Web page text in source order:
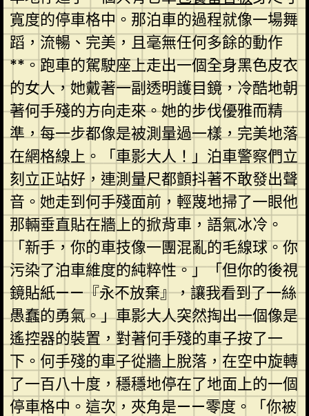
寬度的停車格中。那泊車的過程就像一場舞
蹈，流暢、完美，且毫無任何多餘的動作
**。跑車的駕駛座上走出一個全身黑色皮衣
的女人，她戴著一副透明護目鏡，冷酷地朝
著何手殘的方向走來。她的步伐優雅而精
準，每一步都像是被測量過一樣，完美地落
在網格線上。「車影大人！」泊車警察們立
刻立正站好，連測量尺都顫抖著不敢發出聲
音。她走到何手殘面前，輕蔑地掃了一眼他
那輛垂直貼在牆上的掀背車，語氣冰冷。
「新手，你的車技像一團混亂的毛線球。你
污染了泊車維度的純粹性。」「但你的後視
鏡貼紙——『永不放棄』，讓我看到了一絲
愚蠢的勇氣。」車影大人突然掏出一個像是
遙控器的裝置，對著何手殘的車子按了一
下。何手殘的車子從牆上脫落，在空中旋轉
了一百八十度，穩穩地停在了地面上的一個
停車格中。這次，夾角是——零度。「你被